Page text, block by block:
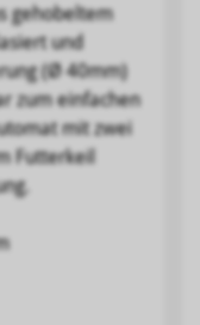
gehobeltem
und
(Ø40mm)
zum einfachen
mit zwei
Futterkeil